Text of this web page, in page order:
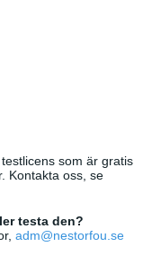
som är gratis
Kontakta oss, se
testa den?
adm@nestorfou.se